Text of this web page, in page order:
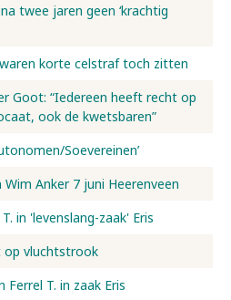
twee jaren geen ‘krachtig
korte celstraf toch zitten
Goot: “Iedereen heeft recht op
ook de kwetsbaren”
Soevereinen’
Anker 7 juni Heerenveen
in 'levenslang-zaak' Eris
op vluchtstrook
T. in zaak Eris